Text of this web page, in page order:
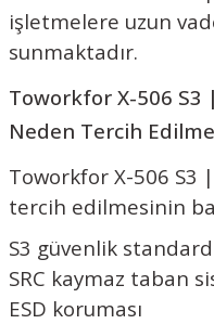
işletmelere uzun
sunmaktadır.
Toworkfor X-506 S3 |
Neden Tercih
Toworkfor X-506 S3 |
tercih edilmesinin
S3 güvenlik
SRC kaymaz taban
ESD koruması